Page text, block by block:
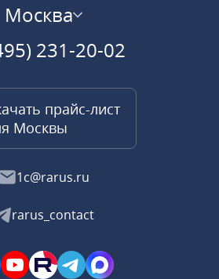
Москва
231-20-02
прайс-лист
Москвы
1c@rarus.ru
rarus_contact